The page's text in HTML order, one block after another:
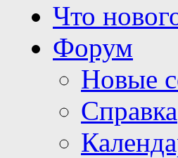
Что
Форум
Новые
Справка